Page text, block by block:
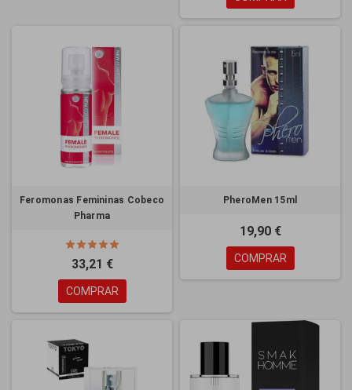
Feromonas Femininas Cobeco
Pharma
33,21 €
COMPRAR
PheroMen 15ml
19,90 €
COMPRAR